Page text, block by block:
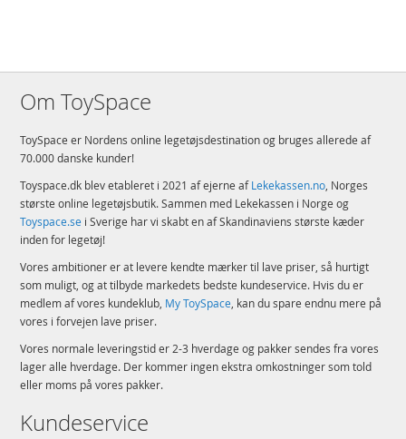
Om ToySpace
ToySpace er Nordens online legetøjsdestination og bruges allerede af
70.000 danske kunder!
Toyspace.dk blev etableret i 2021 af ejerne afLekekassen.no, Norges
største online legetøjsbutik. Sammen med Lekekassen i Norge og
Toyspace.se i Sverige har vi skabt en af Skandinaviens største kæder
inden for legetøj!
Vores ambitioner er at levere kendte mærker til lave priser, så hurtigt
som muligt, og at tilbyde markedets bedste kundeservice. Hvis du er
medlem af vores kundeklub, My ToySpace, kan du spare endnu mere på
vores i forvejen lave priser.
Vores normale leveringstid er 2-3 hverdage og pakker sendes fra vores
lager alle hverdage. Der kommer ingen ekstra omkostninger som told
eller moms på vores pakker.
Kundeservice